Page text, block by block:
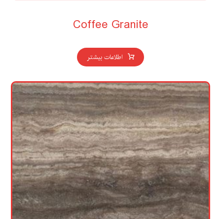
Coffee Granite
اطلاعات بیشتر